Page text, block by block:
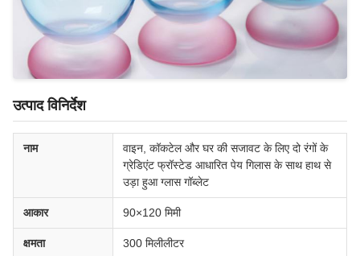
उत्पाद विनिर्देश
नाम
वाइन, कॉकटेल और घर की सजावट के लिए दो रंगों के
ग्रेडिएंट फ्रॉस्टेड आधारित पेय गिलास के साथ हाथ से
उड़ा हुआ ग्लास गॉब्लेट
आकार 90×120 मिमी
क्षमता 300 मिलीलीटर